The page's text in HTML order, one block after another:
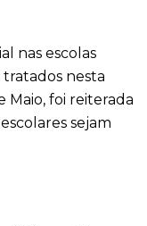
nas escolas
nesta
Maio, foi reiterada
sejam